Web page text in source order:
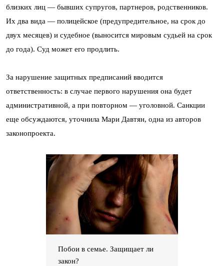
близких лиц — бывших супругов, партнеров, родственников.
Их два вида — полицейское (предупредительное, на срок до
двух месяцев) и судебное (выносится мировым судьей на срок
до года). Суд может его продлить.
За нарушение защитных предписаний вводится
ответственность: в случае первого нарушения она будет
административной, а при повторном — уголовной. Санкции
еще обсуждаются, уточнила Мари Давтян, одна из авторов
законопроекта.
Побои в семье. Защищает ли
закон?